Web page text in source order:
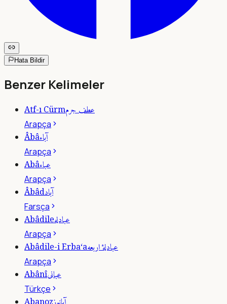
Hata Bildir
Benzer Kelimeler
Atf-ı Cürmعطف جرم
Arapça
Âbâآباء
Arapça
Abâعباء
Arapça
Âbâdآباد
Farsça
Abâdileعبادله
Arapça
Abâdile-i Erba‘aعبادلۀ اربعه
Arapça
Abânîعبانى
Türkçe
Abanoz